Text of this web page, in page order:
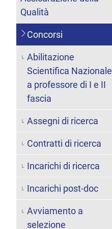
Qualità
Concorsi
Abilitazione
Scientifica Nazionale
a professore di I e II
fascia
Assegni di ricerca
Contratti di ricerca
Incarichi di ricerca
Incarichi post-doc
Avviamento a
selezione